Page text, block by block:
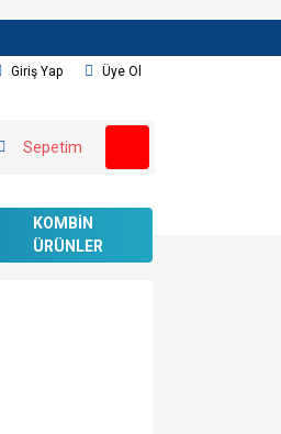
Giriş Yap Üye Ol
Sepetim
KOMBİN
ÜRÜNLER